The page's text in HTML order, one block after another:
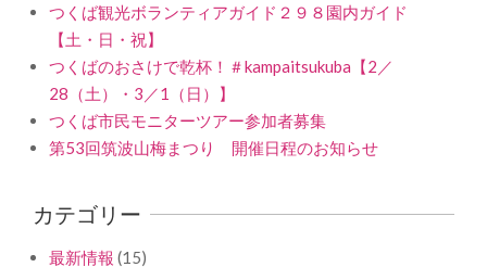
つくば観光ボランティアガイド２９８園内ガイド
【土・日・祝】
つくばのおさけで乾杯！＃kampaitsukuba【2／
28（土）・3／1（日）】
つくば市民モニターツアー参加者募集
第53回筑波山梅まつり 開催日程のお知らせ
カテゴリー
最新情報 (15)